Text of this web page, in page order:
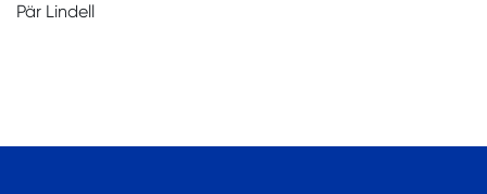
Pär Lindell